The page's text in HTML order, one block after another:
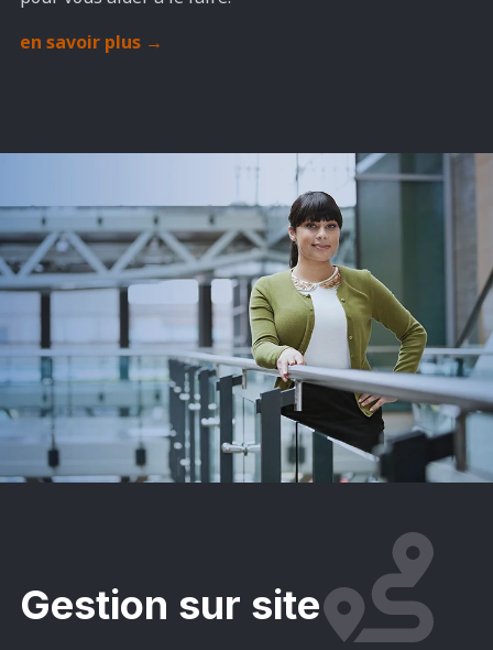
en savoir plus →
Gestion sur site